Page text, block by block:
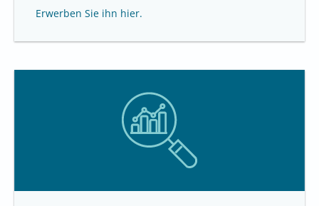
Erwerben Sie ihn hier.